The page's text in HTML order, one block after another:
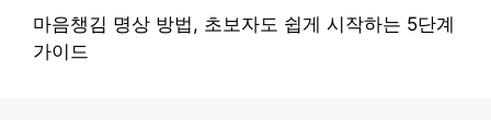
마음챙김 명상 방법, 초보자도 쉽게 시작하는 5단계
가이드